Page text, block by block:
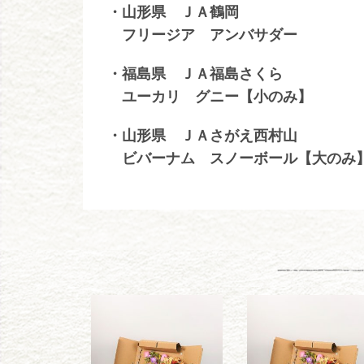
・山形県 ＪＡ鶴岡
フリージア アンバサダー
・福島県 ＪＡ福島さくら
ユーカリ グニー【小のみ】
・山形県 ＪＡさがえ西村山
ビバーナム スノーボール【大のみ